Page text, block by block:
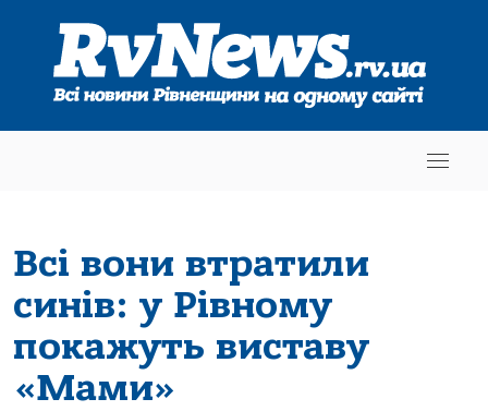
Всі вони втратили
синів: у Рівному
покажуть виставу
«Мами»